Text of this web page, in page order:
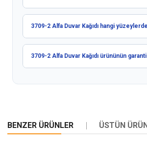
3709-2 Alfa Duvar Kağıdı hangi
3709-2 Alfa Duvar Kağıdı ürününün
BENZER ÜRÜNLER ÜSTÜN